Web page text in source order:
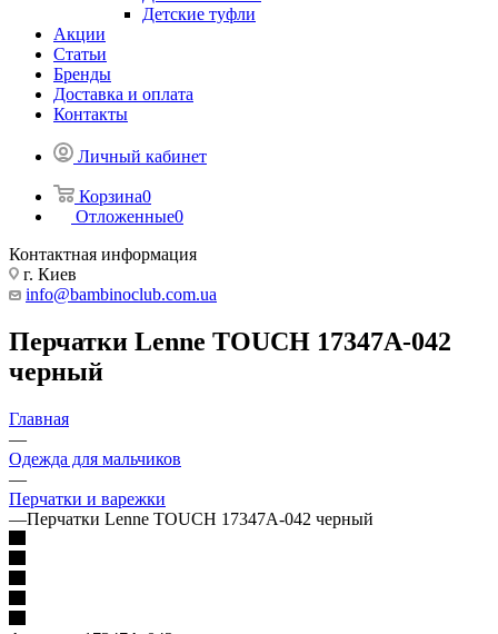
Детские туфли
Акции
Статьи
Бренды
Доставка и оплата
Контакты
Личный кабинет
Корзина0
Отложенные0
Контактная информация
г. Киев
info@bambinoclub.com.ua
Перчатки Lenne TOUCH 17347A-042
черный
Главная
—
Одежда для мальчиков
—
Перчатки и варежки
—Перчатки Lenne TOUCH 17347A-042 черный